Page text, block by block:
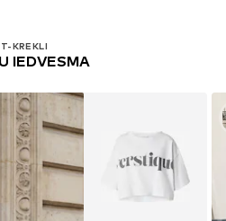
T-KREKLI
IEDVESMA